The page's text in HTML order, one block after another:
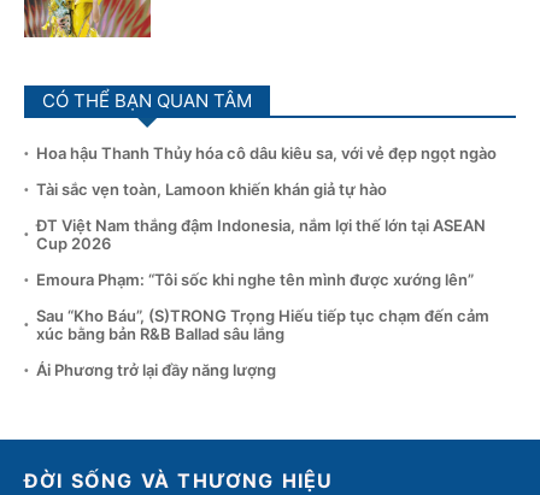
CÓ THỂ BẠN QUAN TÂM
Hoa hậu Thanh Thủy hóa cô dâu kiêu sa, với vẻ đẹp ngọt ngào
Tài sắc vẹn toàn, Lamoon khiến khán giả tự hào
ĐT Việt Nam thắng đậm Indonesia, nắm lợi thế lớn tại ASEAN
Cup 2026
Emoura Phạm: “Tôi sốc khi nghe tên mình được xướng lên”
Sau “Kho Báu”, (S)TRONG Trọng Hiếu tiếp tục chạm đến cảm
xúc bằng bản R&B Ballad sâu lắng
Ái Phương trở lại đầy năng lượng
ĐỜI SỐNG VÀ THƯƠNG HIỆU